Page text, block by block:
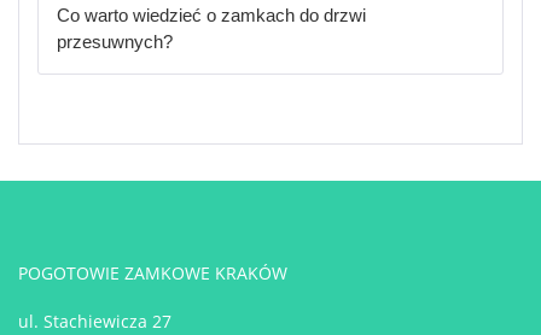
Co warto wiedzieć o zamkach do drzwi
przesuwnych?
POGOTOWIE ZAMKOWE KRAKÓW
ul. Stachiewicza 27